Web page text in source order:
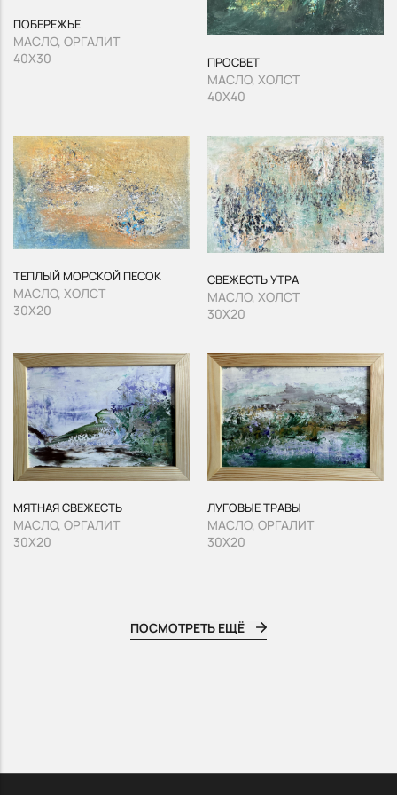
ПОБЕРЕЖЬЕ
МАСЛО, ОРГАЛИТ
40Х30
ПРОСВЕТ
МАСЛО, ХОЛСТ
40Х40
ТЕПЛЫЙ МОРСКОЙ ПЕСОК
МАСЛО, ХОЛСТ
30Х20
СВЕЖЕСТЬ УТРА
МАСЛО, ХОЛСТ
30Х20
МЯТНАЯ СВЕЖЕСТЬ
МАСЛО, ОРГАЛИТ
30Х20
ЛУГОВЫЕ ТРАВЫ
МАСЛО, ОРГАЛИТ
30Х20
ПОСМОТРЕТЬ ЕЩЁ